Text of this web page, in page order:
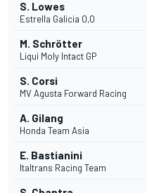
S. Lowes
Estrella Galicia 0,0
M. Schrötter
Liqui Moly Intact GP
S. Corsi
MV Agusta Forward Racing
A. Gilang
Honda Team Asia
E. Bastianini
Italtrans Racing Team